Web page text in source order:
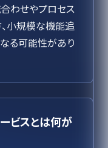
わせやプロセス
小規模な機能追
る可能性があり
ビスとは何が